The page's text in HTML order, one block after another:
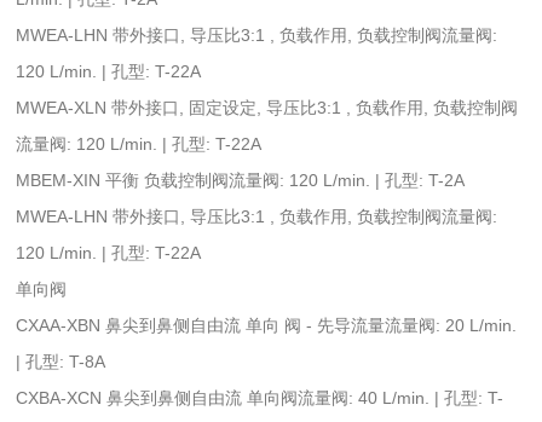
MWEA-LHN 带外接口, 导压比3:1 , 负载作用, 负载控制阀流量阀:
120 L/min. | 孔型: T-22A
MWEA-XLN 带外接口, 固定设定, 导压比3:1 , 负载作用, 负载控制阀
流量阀: 120 L/min. | 孔型: T-22A
MBEM-XIN 平衡 负载控制阀流量阀: 120 L/min. | 孔型: T-2A
MWEA-LHN 带外接口, 导压比3:1 , 负载作用, 负载控制阀流量阀:
120 L/min. | 孔型: T-22A
单向阀
CXAA-XBN 鼻尖到鼻侧自由流 单向 阀 - 先导流量流量阀: 20 L/min.
| 孔型: T-8A
CXBA-XCN 鼻尖到鼻侧自由流 单向阀流量阀: 40 L/min. | 孔型: T-